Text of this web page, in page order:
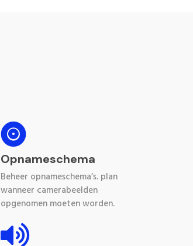

Opnameschema
Beheer opnameschema’s. plan
wanneer camerabeelden
opgenomen moeten worden.
